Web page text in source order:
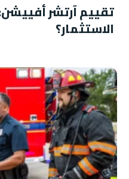
تقييم آرتشر
الاستثمار؟